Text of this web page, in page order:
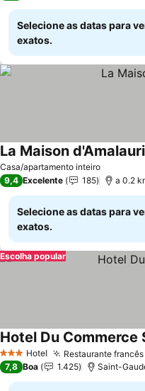
Selecione as datas para
exatos.
Casa/apartamento inteiro
La Maison
9,4 Excelente 185 a 0.2
Selecione as datas para
exatos.
Escolha popular
3 EstrelasHotel Restaurante
Hotel Du Commerce
7,8 Boa 1.425 Saint-